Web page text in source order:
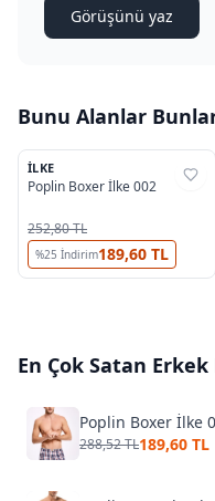
Görüşünü yaz
Bunu Alanlar
%34
İLKE
Poplin Boxer İlke 002
252,80 TL
%25 İndirim189,60 TL
En Çok Satan Erkek
Poplin Boxer İlke
288,52 TL189,60 TL